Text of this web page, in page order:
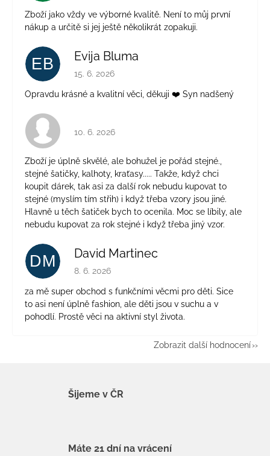
Zboží jako vždy ve výborné kvalitě. Není to můj první
nákup a určitě si jej ještě několikrát zopakuji.
EB Evija Bluma
Hodnocení obchodu je 5 z 5 hvězdiček.
15. 6. 2026
Opravdu krásné a kvalitní věci, děkuji ❤️ Syn nadšený
Hodnocení obchodu je 4 z 5 hvězdiček.
10. 6. 2026
Zboží je úplně skvělé, ale bohužel je pořád stejné.,
stejné šatičky, kalhoty, kraťasy..... Takže, když chci
koupit dárek, tak asi za další rok nebudu kupovat to
stejné (myslím tím střih) i když třeba vzory jsou jiné.
Hlavně u těch šatiček bych to ocenila. Moc se líbily, ale
nebudu kupovat za rok stejné i když třeba jiný vzor.
DM David Martinec
Hodnocení obchodu je 5 z 5 hvězdiček.
8. 6. 2026
za mě super obchod s funkčními věcmi pro děti. Sice
to asi není úplně fashion, ale děti jsou v suchu a v
pohodlí. Prostě věci na aktivní styl života.
Zobrazit další hodnocení
Šijeme v ČR
Máte 21 dní na vrácení